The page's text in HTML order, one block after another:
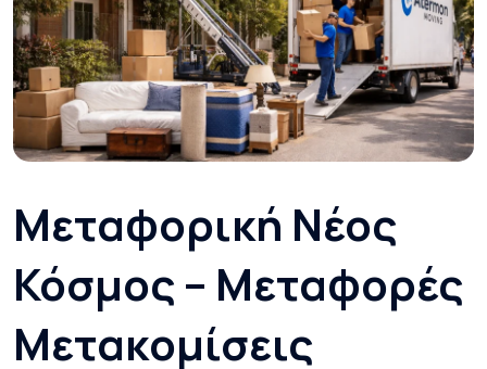
Μεταφορική Νέος
Κόσμος – Μεταφορές
Μετακομίσεις